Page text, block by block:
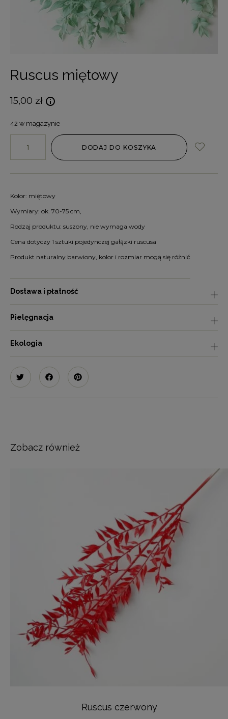
Ruscus miętowy
15,00 zł
42 w magazynie
DODAJ DO KOSZYKA
Kolor: miętowy
Wymiary: ok. 70-75 cm,
Rodzaj produktu: suszony, nie wymaga wody
Cena dotyczy 1 sztuki pojedynczej gałązki ruscusa
Produkt naturalny barwiony, kolor i rozmiar mogą się różnić
Dostawa i płatność
Pielęgnacja
Ekologia
Zobacz również
Ruscus czerwony